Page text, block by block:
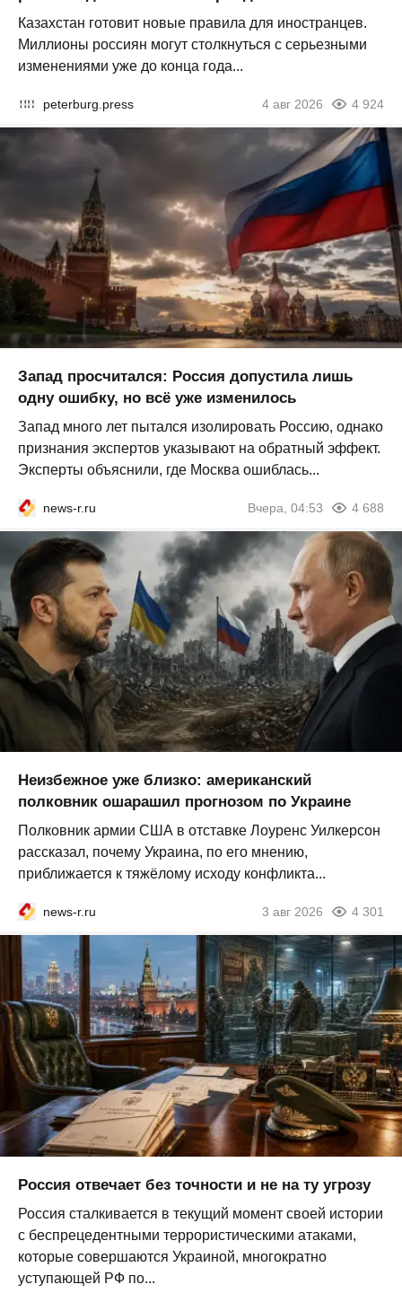
Казахстан готовит новые правила для иностранцев.
Миллионы россиян могут столкнуться с серьезными
изменениями уже до конца года...
peterburg.press 4 авг 2026 4 924
Запад просчитался: Россия допустила лишь
одну ошибку, но всё уже изменилось
Запад много лет пытался изолировать Россию, однако
признания экспертов указывают на обратный эффект.
Эксперты объяснили, где Москва ошиблась...
news-r.ru Вчера, 04:53 4 688
Неизбежное уже близко: американский
полковник ошарашил прогнозом по Украине
Полковник армии США в отставке Лоуренс Уилкерсон
рассказал, почему Украина, по его мнению,
приближается к тяжёлому исходу конфликта...
news-r.ru 3 авг 2026 4 301
Россия отвечает без точности и не на ту угрозу
Россия сталкивается в текущий момент своей истории
с беспрецедентными террористическими атаками,
которые совершаются Украиной, многократно
уступающей РФ по...